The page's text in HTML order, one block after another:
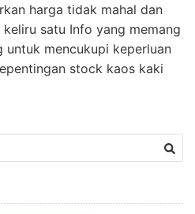
harga tidak mahal dan
satu Info yang memang
untuk mencukupi keperluan
stock kaos kaki